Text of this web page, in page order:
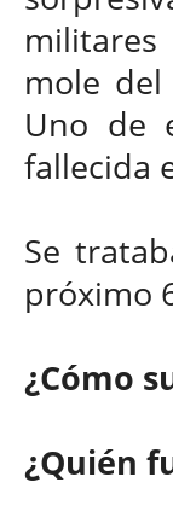
mole
Uno de
fallecida
Se
próximo
¿Cómo
¿Quién